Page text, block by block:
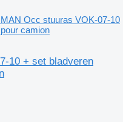
Occ stuuras VOK-07-10
camion
10 + set bladveren